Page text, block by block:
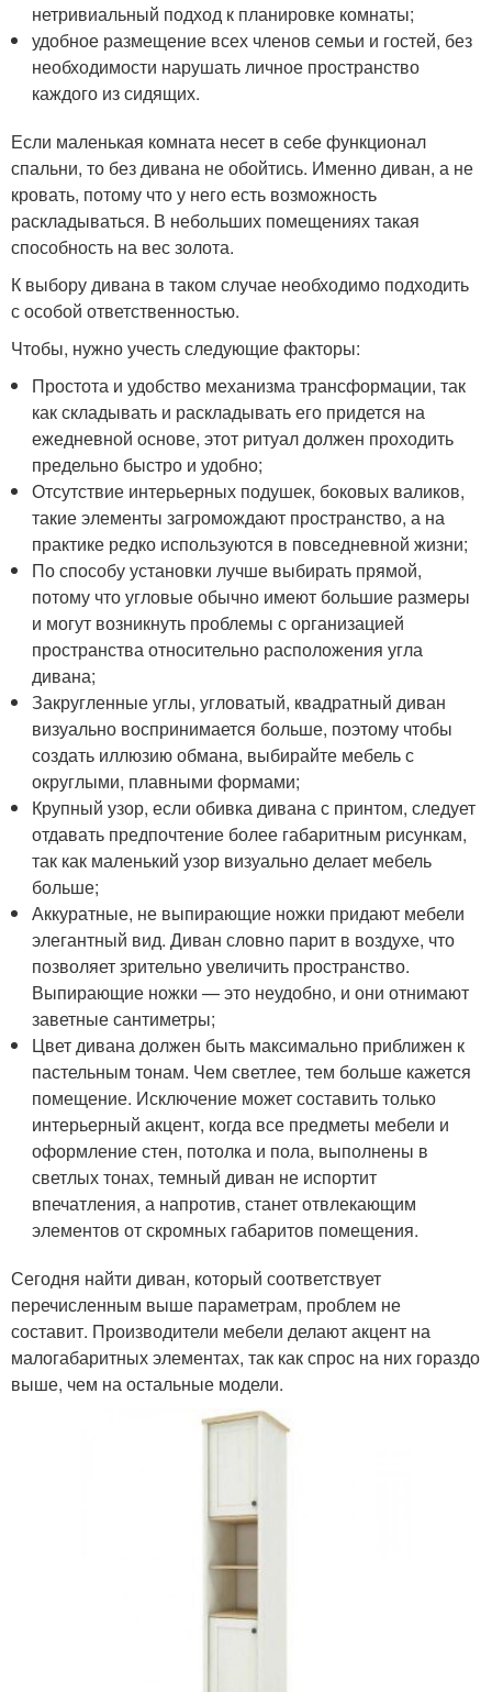
нетривиальный подход к планировке комнаты;
удобное размещение всех членов семьи и гостей, без
необходимости нарушать личное пространство
каждого из сидящих.
Если маленькая комната несет в себе функционал
спальни, то без дивана не обойтись. Именно диван, а не
кровать, потому что у него есть возможность
раскладываться. В небольших помещениях такая
способность на вес золота.
К выбору дивана в таком случае необходимо подходить
с особой ответственностью.
Чтобы, нужно учесть следующие факторы:
Простота и удобство механизма трансформации, так
как складывать и раскладывать его придется на
ежедневной основе, этот ритуал должен проходить
предельно быстро и удобно;
Отсутствие интерьерных подушек, боковых валиков,
такие элементы загромождают пространство, а на
практике редко используются в повседневной жизни;
По способу установки лучше выбирать прямой,
потому что угловые обычно имеют большие размеры
и могут возникнуть проблемы с организацией
пространства относительно расположения угла
дивана;
Закругленные углы, угловатый, квадратный диван
визуально воспринимается больше, поэтому чтобы
создать иллюзию обмана, выбирайте мебель с
округлыми, плавными формами;
Крупный узор, если обивка дивана с принтом, следует
отдавать предпочтение более габаритным рисункам,
так как маленький узор визуально делает мебель
больше;
Аккуратные, не выпирающие ножки придают мебели
элегантный вид. Диван словно парит в воздухе, что
позволяет зрительно увеличить пространство.
Выпирающие ножки — это неудобно, и они отнимают
заветные сантиметры;
Цвет дивана должен быть максимально приближен к
пастельным тонам. Чем светлее, тем больше кажется
помещение. Исключение может составить только
интерьерный акцент, когда все предметы мебели и
оформление стен, потолка и пола, выполнены в
светлых тонах, темный диван не испортит
впечатления, а напротив, станет отвлекающим
элементов от скромных габаритов помещения.
Сегодня найти диван, который соответствует
перечисленным выше параметрам, проблем не
составит. Производители мебели делают акцент на
малогабаритных элементах, так как спрос на них гораздо
выше, чем на остальные модели.